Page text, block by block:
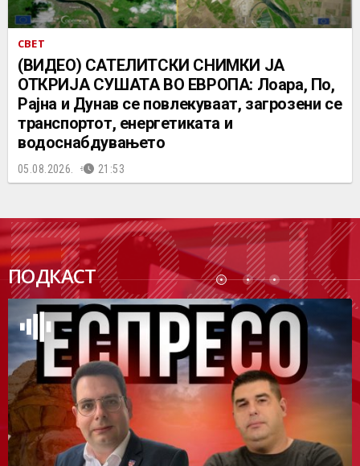
СВЕТ
(ВИДЕО) САТЕЛИТСКИ СНИМКИ ЈА
ОТКРИЈА СУШАТА ВО ЕВРОПА: Лоара, По,
Рајна и Дунав се повлекуваат, загрозени се
транспортот, енергетиката и
водоснабдувањето
05.08.2026. 21:53
ПОДКАСТ
ПОДК
АСТ